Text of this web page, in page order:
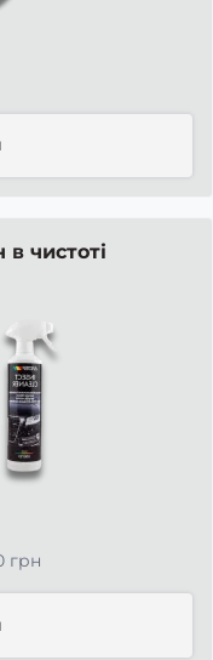
в чистоті
грн